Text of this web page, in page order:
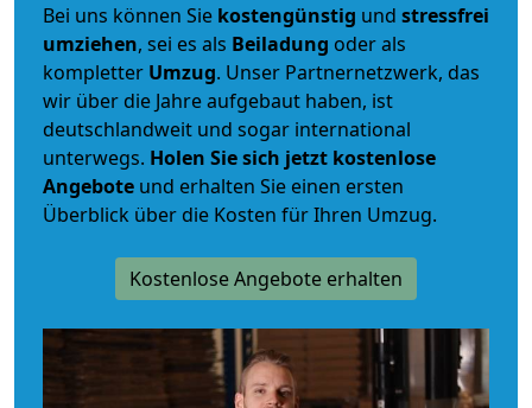
Bei uns können Sie kostengünstig und stressfrei
umziehen, sei es als Beiladung oder als
kompletter Umzug. Unser Partnernetzwerk, das
wir über die Jahre aufgebaut haben, ist
deutschlandweit und sogar international
unterwegs. Holen Sie sich jetzt kostenlose
Angebote und erhalten Sie einen ersten
Überblick über die Kosten für Ihren Umzug.
Kostenlose Angebote erhalten